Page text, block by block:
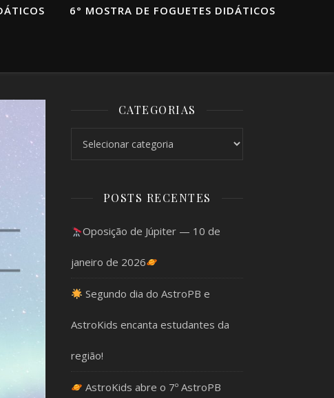
6° MOSTRA DE FOGUETES DIDÁTICOS
CATEGORIAS
POSTS RECENTES
Oposição de Júpiter — 10 de
janeiro de 2026
Segundo dia do AstroPB e
AstroKids encanta estudantes da
região!
AstroKids abre o 7º AstroPB